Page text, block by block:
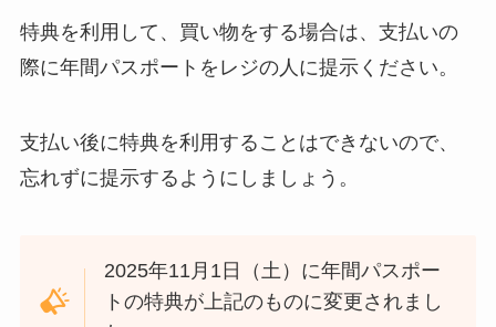
特典を利用して、買い物をする場合は、支払いの
際に年間パスポートをレジの人に提示ください。
支払い後に特典を利用することはできないので、
忘れずに提示するようにしましょう。
2025年11月1日（土）に年間パスポー
トの特典が上記のものに変更されまし